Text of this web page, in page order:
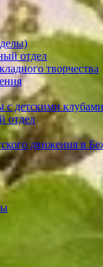
отдел
творчества
с детскими клубами
отдел
движения в